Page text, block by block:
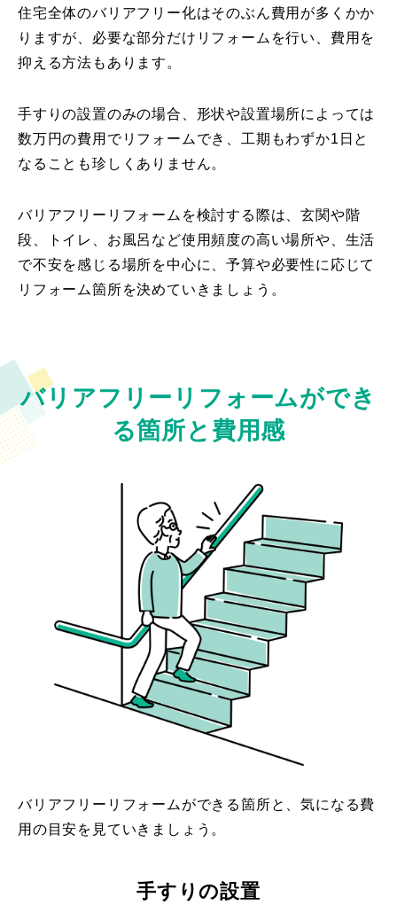
住宅全体のバリアフリー化はそのぶん費用が多くかか
りますが、必要な部分だけリフォームを行い、費用を
抑える方法もあります。
手すりの設置のみの場合、形状や設置場所によっては
数万円の費用でリフォームでき、工期もわずか1日と
なることも珍しくありません。
バリアフリーリフォームを検討する際は、玄関や階
段、トイレ、お風呂など使用頻度の高い場所や、生活
で不安を感じる場所を中心に、予算や必要性に応じて
リフォーム箇所を決めていきましょう。
バリアフリーリフォームができ
る箇所と費用感
バリアフリーリフォームができる箇所と、気になる費
用の目安を見ていきましょう。
手すりの設置